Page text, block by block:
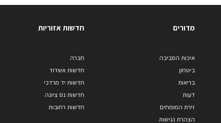
מדורים
איכות הסביבה
ביטחון
בריאות
דעות
זירת המומחים
הצהרת נגישות
חדשות אזוריות
חברה
חדשות אשדוד
חדשות יד מרדכי
חדשות נס ציונה
חדשות רחובות